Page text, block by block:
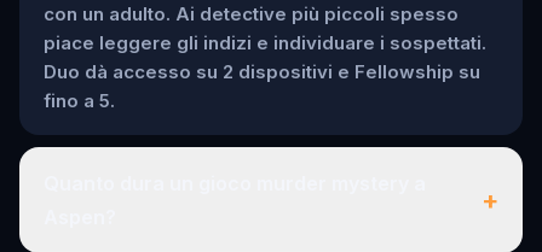
con un adulto. Ai detective più piccoli spesso
piace leggere gli indizi e individuare i sospettati.
Duo dà accesso su 2 dispositivi e Fellowship su
fino a 5.
+